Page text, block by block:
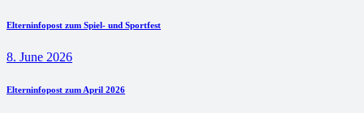
Elterninfopost zum Spiel- und Sportfest
8. June 2026
Elterninfopost zum April 2026